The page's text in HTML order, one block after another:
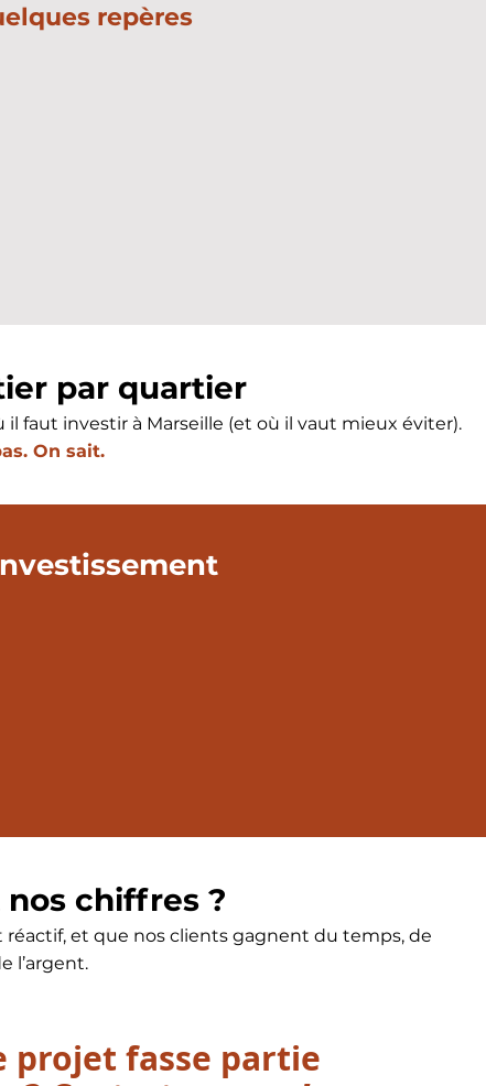
repères
par quartier
faut investir à Marseille (et où il vaut mieux éviter).
On sait.
nos chiffres ?
et que nos clients gagnent du temps, de
l’argent.
projet fasse partie